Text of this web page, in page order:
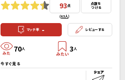
93点
(63人）
点数を
つける
マッチ率 - レビューする
70人 3人
今すぐ見る